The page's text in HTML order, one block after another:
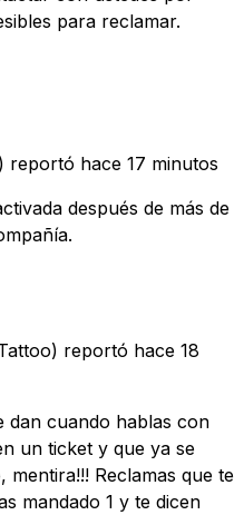
para reclamar.
reportó hace 17 minutos
después de más de
reportó hace 18
dan cuando hablas con
un ticket y que ya se
Reclamas que te
mandado 1 y te dicen